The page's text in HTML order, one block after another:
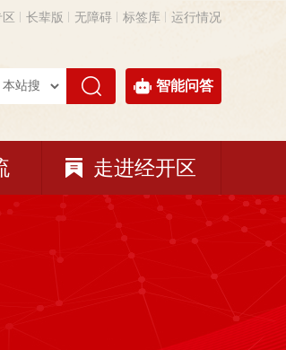
长辈版 无障碍 标签库 运行情况
智能问答
走进经开区